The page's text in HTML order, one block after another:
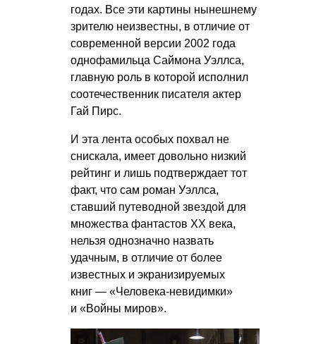
годах. Все эти картины нынешнему
зрителю неизвестны, в отличие от
современной версии 2002 года
однофамильца Саймона Уэллса,
главную роль в которой исполнил
соотечественник писателя актер
Гай Пирс.
И эта лента особых похвал не
снискала, имеет довольно низкий
рейтинг и лишь подтверждает тот
факт, что сам роман Уэллса,
ставший путеводной звездой для
множества фантастов ХХ века,
нельзя однозначно назвать
удачным, в отличие от более
известных и экранизируемых
книг — «Человека-невидимки»
и «Войны миров».